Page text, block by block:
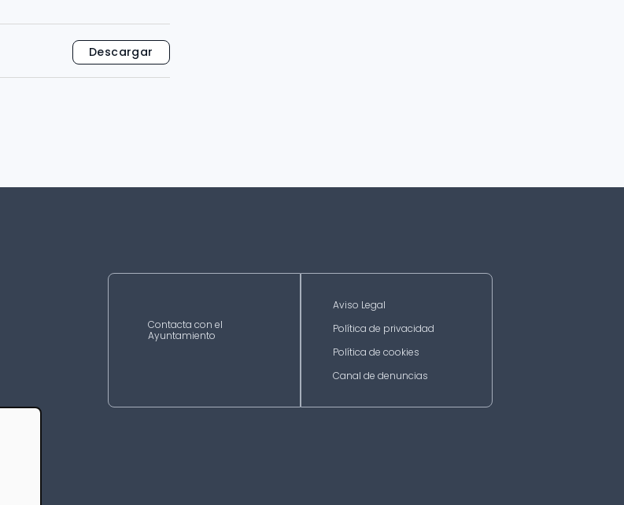
Descargar
Contacta con el
Ayuntamiento
Aviso Legal
Política de privacidad
Política de cookies
Canal de denuncias